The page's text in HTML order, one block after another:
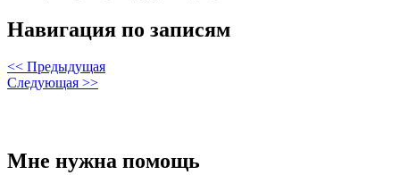
Навигация по записям
<< Предыдущая
Следующая >>
Мне нужна помощь